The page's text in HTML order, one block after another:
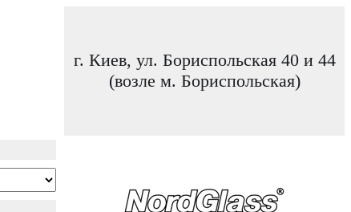
г. Киев, ул. Бориспольская 40 и 44
(возле м. Бориспольская)